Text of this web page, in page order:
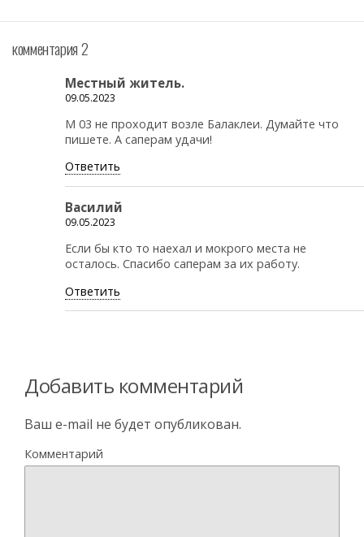
комментария 2
Местный житель.
09.05.2023
М 03 не проходит возле Балаклеи. Думайте что
пишете. А саперам удачи!
Ответить
Василий
09.05.2023
Если бы кто то наехал и мокрого места не
осталось. Спасибо саперам за их работу.
Ответить
Добавить комментарий
Ваш e-mail не будет опубликован.
Комментарий